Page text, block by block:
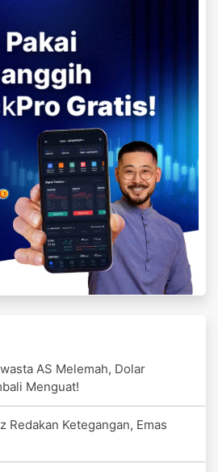
AS Melemah, Dolar
Menguat!
Redakan Ketegangan, Emas